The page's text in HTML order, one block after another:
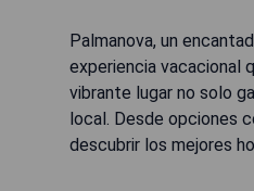
Palmanova, un
experiencia vacacional
vibrante lugar no solo
local. Desde opciones
descubrir los mejores